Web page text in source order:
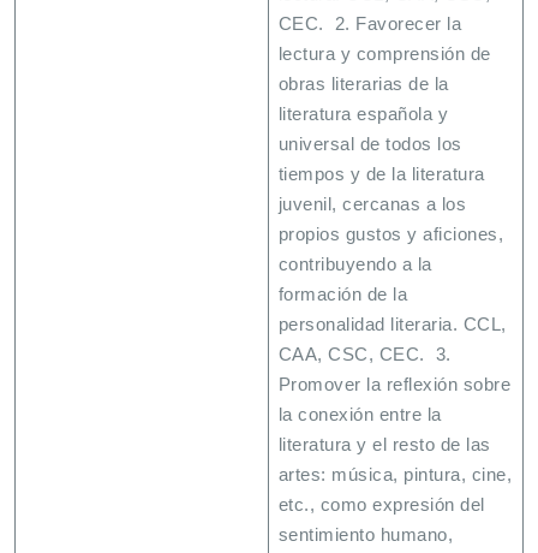
CEC. 2. Favorecer la
lectura y comprensión de
obras literarias de la
literatura española y
universal de todos los
tiempos y de la literatura
juvenil, cercanas a los
propios gustos y aficiones,
contribuyendo a la
formación de la
personalidad literaria. CCL,
CAA, CSC, CEC. 3.
Promover la reflexión sobre
la conexión entre la
literatura y el resto de las
artes: música, pintura, cine,
etc., como expresión del
sentimiento humano,